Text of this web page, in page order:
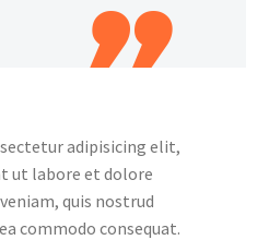
adipisicing elit,
ut labore et dolore
quis nostrud
commodo consequat.